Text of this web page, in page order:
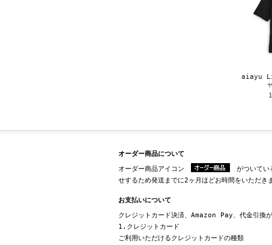
aiayu
オーダー商品について
オーダー商品アイコン
がついてい
せするため発送までに2ヶ月ほどお時間をいただき
お支払いについて
クレジットカード決済、Amazon Pay、代金引換が
1.クレジットカード
ご利用いただけるクレジットカードの種類